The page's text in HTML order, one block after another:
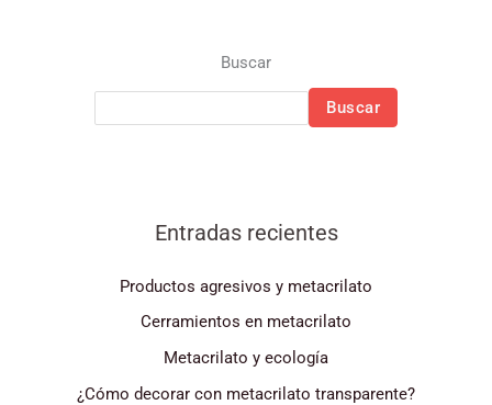
Buscar
Buscar
Entradas recientes
Productos agresivos y metacrilato
Cerramientos en metacrilato
Metacrilato y ecología
¿Cómo decorar con metacrilato transparente?